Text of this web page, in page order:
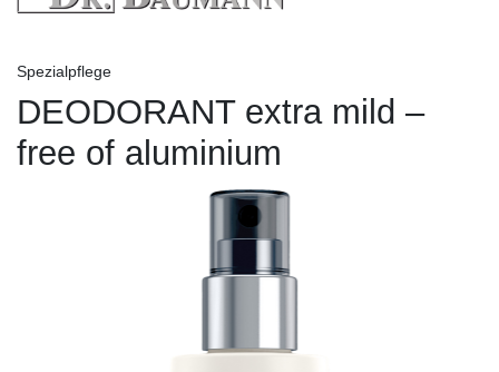
Spezialpflege
DEODORANT extra mild –
free of aluminium